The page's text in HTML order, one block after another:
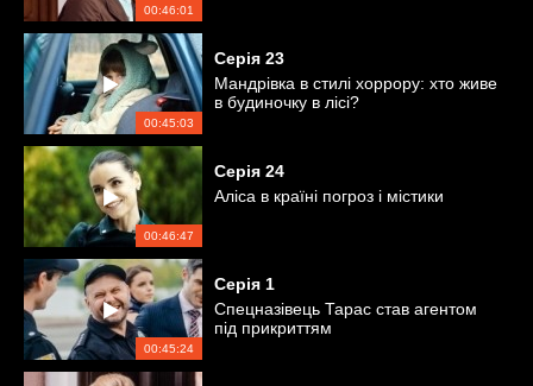
00:46:01
00:45:03
Серія 23
Мандрівка в стилі хоррору: хто живе
в будиночку в лісі?
00:46:47
Серія 24
Аліса в країні погроз і містики
00:45:24
Серія 1
Спецназівець Тарас став агентом
під прикриттям